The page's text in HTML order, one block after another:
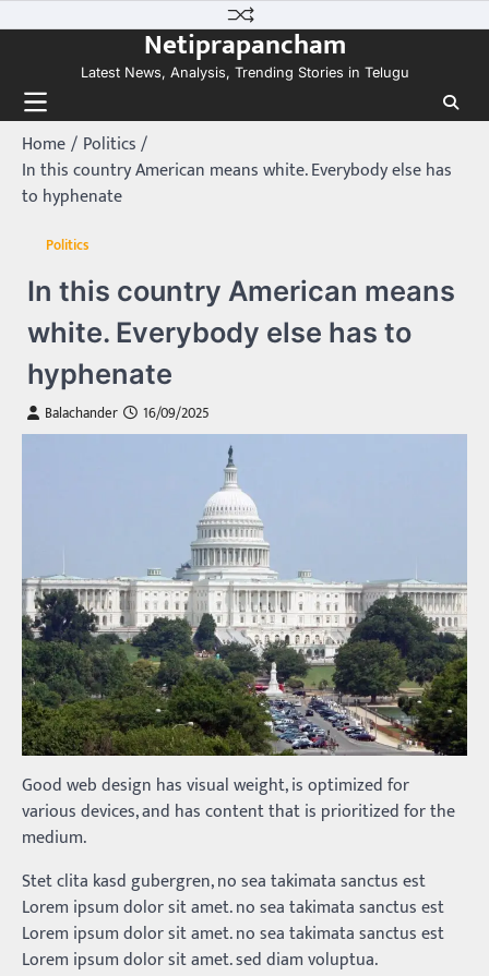
to
Netiprapancham
Latest News, Analysis, Trending Stories in Telugu
Home
Politics
In this country American means white. Everybody else has
to hyphenate
Politics
In this country American means
white. Everybody else has to
hyphenate
Balachander 16/09/2025
Good web design has visual weight, is optimized for
various devices, and has content that is prioritized for the
medium.
Stet clita kasd gubergren, no sea takimata sanctus est
Lorem ipsum dolor sit amet. no sea takimata sanctus est
Lorem ipsum dolor sit amet. no sea takimata sanctus est
Lorem ipsum dolor sit amet. sed diam voluptua.